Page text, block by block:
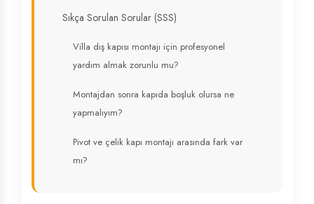
Sıkça Sorulan Sorular (SSS)
Villa dış kapısı montajı için profesyonel
yardım almak zorunlu mu?
Montajdan sonra kapıda boşluk olursa ne
yapmalıyım?
Pivot ve çelik kapı montajı arasında fark var
mı?